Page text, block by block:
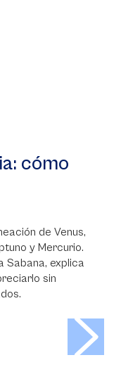
cómo
de Venus,
y Mercurio.
Sabana, explica
sin